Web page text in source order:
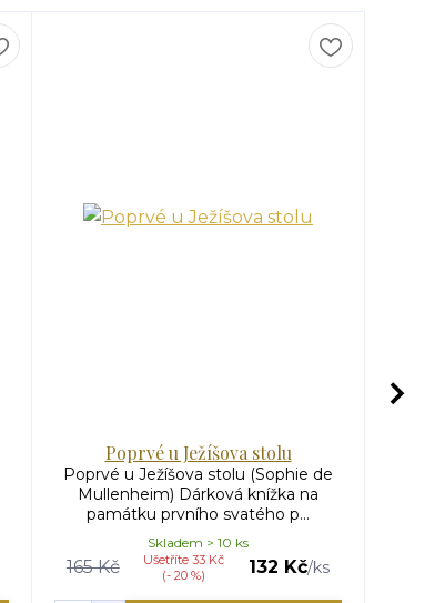
Poprvé u Ježíšova stolu
Poprvé u Ježíšova stolu (Sophie de
Mullenheim) Dárková knížka na
památku prvního svatého p...
165 Kč
Ušetříte 33 Kč
(- 20 %)
132 Kč/ks
Skladem > 10 ks